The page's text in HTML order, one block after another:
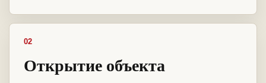
02
Открытие объекта